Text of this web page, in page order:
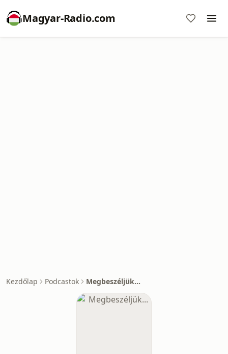
Magyar-Radio.com
Kezdőlap Podcastok Megbeszéljük...